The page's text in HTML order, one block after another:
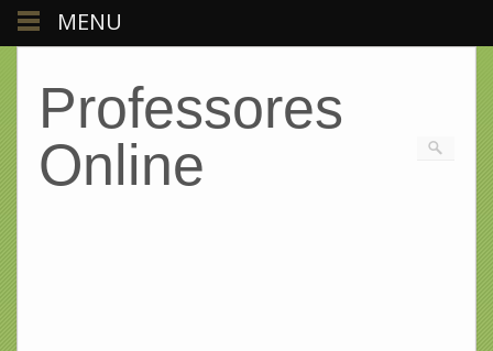
Professores
Online
MENU